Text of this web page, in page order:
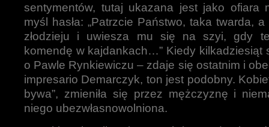
sentymentów, tutaj ukazana jest jako ofiara
myśl hasła: „Patrzcie Państwo, taka twarda,
złodzieju i uwiesza mu się na szyi, gdy
komendę w kajdankach…” Kiedy kilkadziesiąt
o Pawle Rynkiewiczu – zdaje się ostatnim i
impresario Demarczyk, ton jest podobny.
bywa”, zmieniła się przez mężczyznę i
niego ubezwłasnowolniona.